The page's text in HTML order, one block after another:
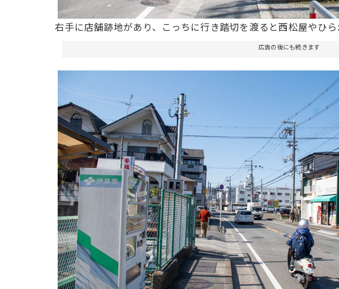
右手に店舗跡地があり、こっちに行き踏切を渡ると西松屋やひら
広告の後にも続きます